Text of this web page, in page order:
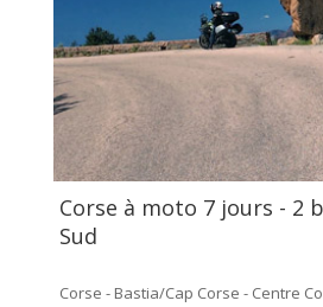
Corse à moto 7 jours - 2
Sud
Corse - Bastia/Cap Corse - Centre